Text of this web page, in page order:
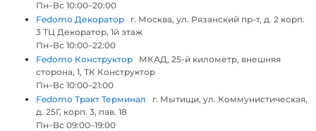
Пн–Вс 10:00–20:00
Fedomo Декоратор
г. Москва, ул. Рязанский пр-т, д. 2 корп.
3 ТЦ Декоратор, 1й этаж
Пн–Вс 10:00–22:00
Fedomo Конструктор
МКАД, 25-й километр, внешняя
сторона, 1, ТК Конструктор
Пн–Вс 10:00–21:00
Fedomo Тракт Терминал
г. Мытищи, ул. Коммунистическая,
д. 25Г, корп. 3, пав. 18
Пн–Вс 09:00–19:00